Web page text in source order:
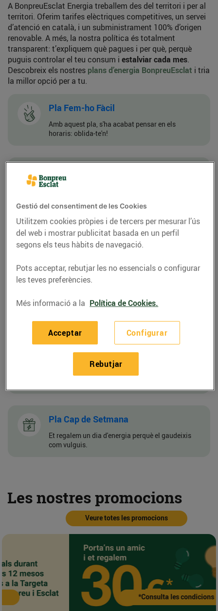
A BonpreuEsclat Energia treballem des del territori i per al
territori. Oferim tarifes elèctriques competitives, un servei
d’atenció en català, i un subministrament 100% d’origen
renovable. A més, la nostra política és totalment
transparent: t’expliquem què pagues i per què, perquè
puguis controlar el teu consum i estalviar cada mes.
Descobreix els nostres plans d’energia BonpreuEsclat i tria
la millor opció per a tu.
Pla Fem-ho Fàcil
Amb aquest pla, s'ha acabat pensar en els
horaris: oblida-te'n!
Aprofita les hores més econòmiques del dia per
Pla Dinàmic
El preu de l’energia evoluciona cada hora segons
Pla Solar
Pla Sobre Rodes
Pla Cap de Setmana
Et regalem un dia d'energia perquè el gaudeixis
com vulguis.
Les nostres promocions
Veure totes les promocions
*Consulta les condicions
Gestió del consentiment de les Cookies
Utilitzem cookies pròpies i de tercers per mesurar l’ús
del web i mostrar publicitat basada en un perfil
segons els teus hàbits de navegació.
Pots acceptar, rebutjar les no essencials o configurar
les teves preferències.
Més informació a la Política de Cookies.
Configurar
Rebutjar
Acceptar